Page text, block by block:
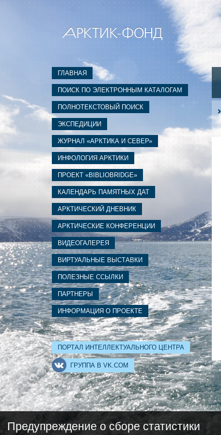
ГЛАВНАЯ
ПОИСК ПО ЭЛЕКТРОННЫМ КАТАЛОГАМ
ПОЛНОТЕКСТОВЫЙ ПОИСК
ЭКСПЕДИЦИИ
ЖУРНАЛ «АРКТИКА И СЕВЕР»
ИНФОЛОГИЯ АРКТИКИ
ПРОЕКТ «BIBLIOBRIDGE»
КАЛЕНДАРЬ ПАМЯТНЫХ ДАТ
АРКТИЧЕСКИЙ ДНЕВНИК
АРКТИЧЕСКИЕ КОНФЕРЕНЦИИ
ВИДЕОГАЛЕРЕЯ
ВИРТУАЛЬНЫЕ ВЫСТАВКИ
ПОЛЕЗНЫЕ ССЫЛКИ
ПАРТНЕРЫ
ИНФОРМАЦИЯ О ПРОЕКТЕ
ПОРТАЛ ИНТЕЛЛЕКТУАЛЬНОГО ЦЕНТРА
ГРУППА В VK.COM
Предупреждение о сборе статистики